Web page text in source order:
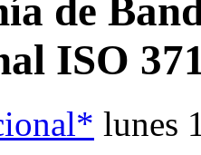
de
ISO
lunes